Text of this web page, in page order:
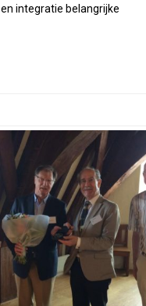
integratie belangrijke